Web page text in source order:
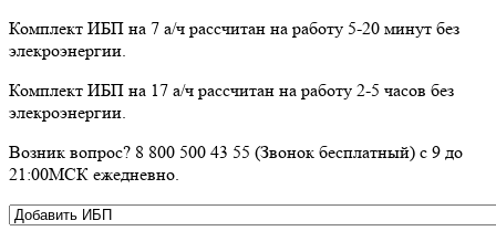
Комплект ИБП на 7 а/ч рассчитан на работу 5-20 минут без
элекроэнергии.
Комплект ИБП на 17 а/ч рассчитан на работу 2-5 часов без
элекроэнергии.
Возник вопрос? 8 800 500 43 55 (Звонок бесплатный) с 9 до
21:00МСК ежедневно.